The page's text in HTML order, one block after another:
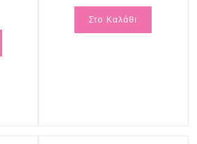
Στο Καλάθι